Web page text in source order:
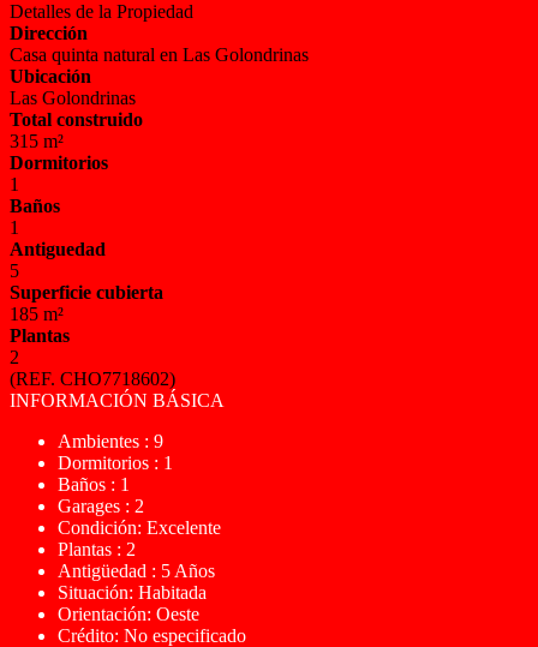
Detalles de la Propiedad
Dirección
Casa quinta natural en Las Golondrinas
Ubicación
Las Golondrinas
Total construido
315 m²
Dormitorios
1
Baños
1
Antiguedad
5
Superficie cubierta
185 m²
Plantas
2
(REF. CHO7718602)
INFORMACIÓN BÁSICA
Ambientes : 9
Dormitorios : 1
Baños : 1
Garages : 2
Condición: Excelente
Plantas : 2
Antigüedad : 5 Años
Situación: Habitada
Orientación: Oeste
Crédito: No especificado